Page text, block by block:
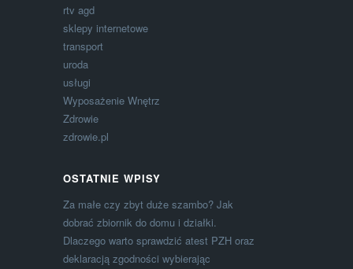
rtv agd
sklepy internetowe
transport
uroda
usługi
Wyposażenie Wnętrz
Zdrowie
zdrowie.pl
OSTATNIE WPISY
Za małe czy zbyt duże szambo? Jak
dobrać zbiornik do domu i działki.
Dlaczego warto sprawdzić atest PZH oraz
deklaracją zgodności wybierając